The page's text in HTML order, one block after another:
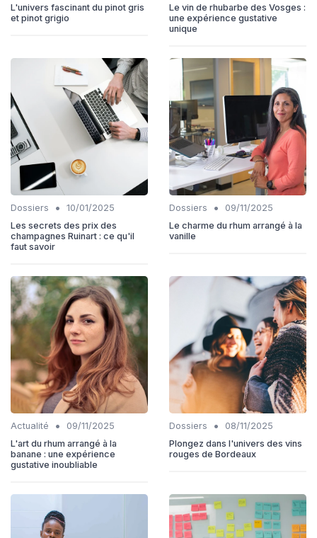
L'univers fascinant du pinot gris
et pinot grigio
Le vin de rhubarbe des Vosges :
une expérience gustative
unique
Dossiers •
10/01/2025
Les secrets des prix des
champagnes Ruinart : ce qu'il
faut savoir
Dossiers •
09/11/2025
Le charme du rhum arrangé à la
vanille
Actualité •
09/11/2025
L'art du rhum arrangé à la
banane : une expérience
gustative inoubliable
Dossiers •
08/11/2025
Plongez dans l'univers des vins
rouges de Bordeaux